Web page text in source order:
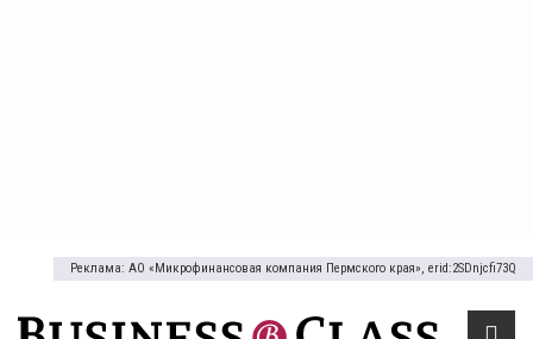
Реклама: АО «Микрофинансовая компания Пермского края», erid:2SDnjcfi73Q